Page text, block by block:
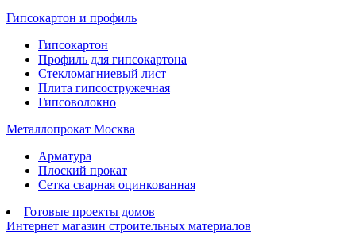
Гипсокартон и профиль
Гипсокартон
Профиль для гипсокартона
Стекломагниевый лист
Плита гипсостружечная
Гипсоволокно
Металлопрокат Москва
Арматура
Плоский прокат
Сетка сварная оцинкованная
Готовые проекты домов
Интернет магазин строительных материалов